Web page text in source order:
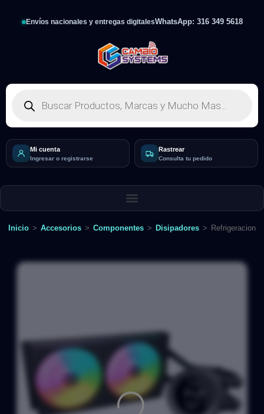
Envíos nacionales y entregas digitalesWhatsApp: 316 349 5618
Mi cuenta
Ingresar o registrarse
Rastrear
Consulta tu pedido
Inicio > Accesorios > Componentes > Disipadores > Refrigeracion